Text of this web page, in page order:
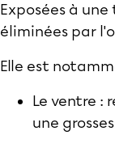
Exposées à
éliminées par
Elle est
Le ventre :
une